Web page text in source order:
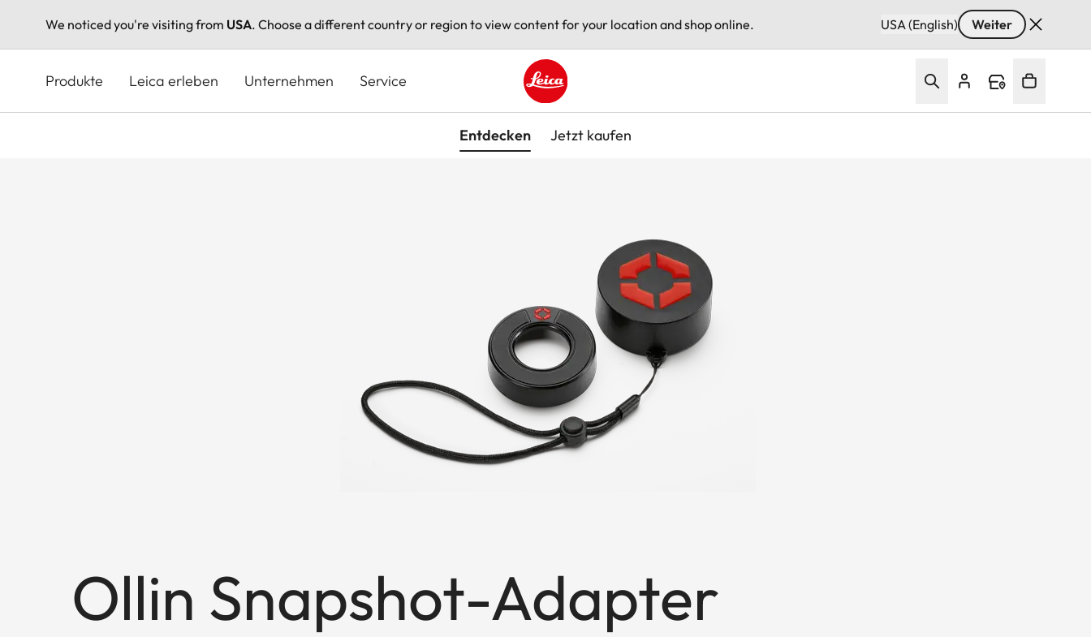
We noticed you're visiting from USA. Choose a different country or region to view content for your location and shop online. USA (English) Weiter
Produkte Leica erleben Unternehmen Service
Leica logo - Home
Entdecken Jetzt kaufen
Ollin Snapshot-Adapter